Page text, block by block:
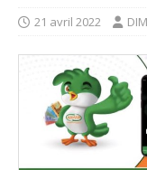
21 avril 2022 DIM